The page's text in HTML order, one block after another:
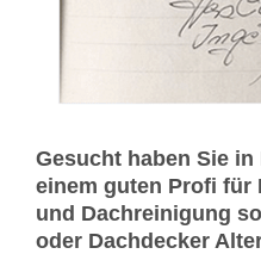
Gesucht haben Sie
einem guten Profi für
und Dachreinigung
oder Dachdecker